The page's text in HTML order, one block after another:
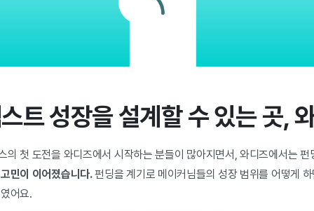
트 성장을 설계할 수 있는 곳,
의 첫 도전을 와디즈에서 시작하는 분들이 많아지면서, 와디즈에서는
민이 이어졌습니다.펀딩을 계기로 메이커님들의 성장 범위를 어떻게
어요.